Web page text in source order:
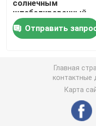
Домашние
Батарея лития
Аккумуляторная
солнечным
штабелированный
хранением, блок
батарей Lifepo4 48v
100ah
Отправить
Главная
контактные
Карта